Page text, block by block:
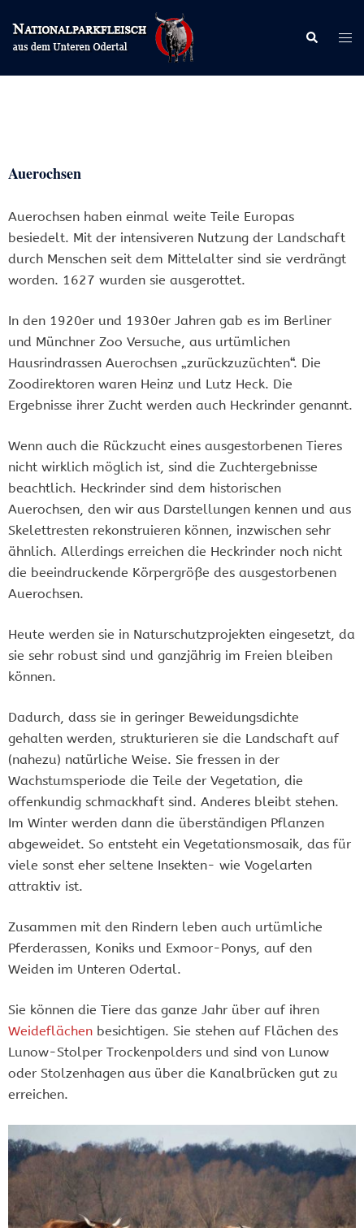
Inhalt
springen
Suche
Auerochsen
Auerochsen haben einmal weite Teile Europas
besiedelt. Mit der intensiveren Nutzung der Landschaft
durch Menschen seit dem Mittelalter sind sie verdrängt
worden. 1627 wurden sie ausgerottet.
In den 1920er und 1930er Jahren gab es im Berliner
und Münchner Zoo Versuche, aus urtümlichen
Hausrindrassen Auerochsen „zurückzuzüchten“. Die
Zoodirektoren waren Heinz und Lutz Heck. Die
Ergebnisse ihrer Zucht werden auch Heckrinder genannt.
Wenn auch die Rückzucht eines ausgestorbenen Tieres
nicht wirklich möglich ist, sind die Zuchtergebnisse
beachtlich. Heckrinder sind dem historischen
Auerochsen, den wir aus Darstellungen kennen und aus
Skelettresten rekonstruieren können, inzwischen sehr
ähnlich. Allerdings erreichen die Heckrinder noch nicht
die beeindruckende Körpergröße des ausgestorbenen
Auerochsen.
Heute werden sie in Naturschutzprojekten eingesetzt, da
sie sehr robust sind und ganzjährig im Freien bleiben
können.
Dadurch, dass sie in geringer Beweidungsdichte
gehalten werden, strukturieren sie die Landschaft auf
(nahezu) natürliche Weise. Sie fressen in der
Wachstumsperiode die Teile der Vegetation, die
offenkundig schmackhaft sind. Anderes bleibt stehen.
Im Winter werden dann die überständigen Pflanzen
abgeweidet. So entsteht ein Vegetationsmosaik, das für
viele sonst eher seltene Insekten- wie Vogelarten
attraktiv ist.
Zusammen mit den Rindern leben auch urtümliche
Pferderassen, Koniks und Exmoor-Ponys, auf den
Weiden im Unteren Odertal.
Sie können die Tiere das ganze Jahr über auf ihren
Weideflächen besichtigen. Sie stehen auf Flächen des
Lunow-Stolper Trockenpolders und sind von Lunow
oder Stolzenhagen aus über die Kanalbrücken gut zu
erreichen.